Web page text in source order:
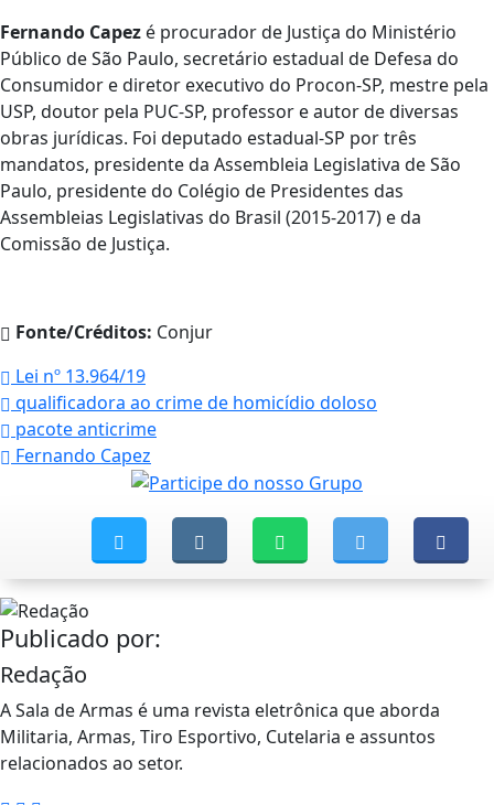
Fernando Capez é procurador de Justiça do Ministério
Público de São Paulo, secretário estadual de Defesa do
Consumidor e diretor executivo do Procon-SP, mestre pela
USP, doutor pela PUC-SP, professor e autor de diversas
obras jurídicas. Foi deputado estadual-SP por três
mandatos, presidente da Assembleia Legislativa de São
Paulo, presidente do Colégio de Presidentes das
Assembleias Legislativas do Brasil (2015-2017) e da
Comissão de Justiça.
Fonte/Créditos: Conjur
Lei nº 13.964/19
qualificadora ao crime de homicídio doloso
pacote anticrime
Fernando Capez
Publicado por:
Redação
A Sala de Armas é uma revista eletrônica que aborda
Militaria, Armas, Tiro Esportivo, Cutelaria e assuntos
relacionados ao setor.